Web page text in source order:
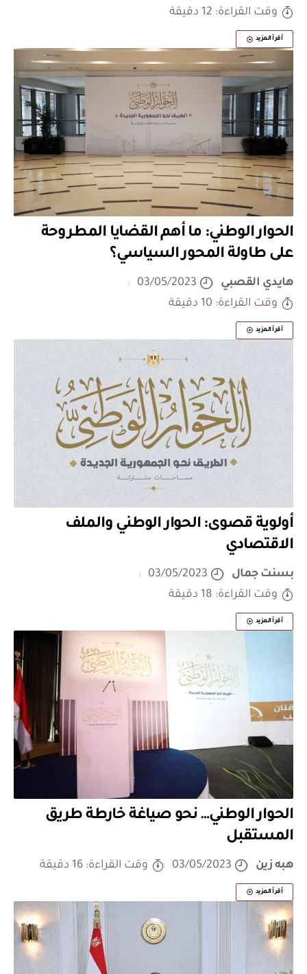
وقت القراءة: 12 دقيقة
أقرأ المزيد
الحوار الوطني: ما أهم القضايا المطروحة
على طاولة المحور السياسي؟
هايدي القصبي
03/05/2023
وقت القراءة: 10 دقيقة
أقرأ المزيد
أولوية قصوى: الحوار الوطني والملف
الاقتصادي
بسنت جمال
03/05/2023
وقت القراءة: 18 دقيقة
أقرأ المزيد
الحوار الوطني… نحو صياغة خارطة طريق
المستقبل
هبه زين 03/05/2023 وقت القراءة: 16 دقيقة
أقرأ المزيد